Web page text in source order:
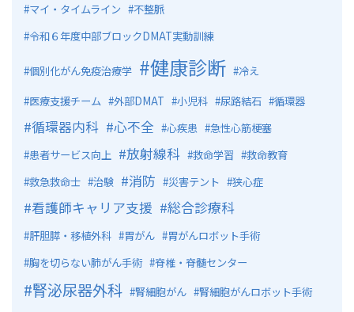
マイ・タイムライン
不整脈
令和６年度中部ブロックDMAT実動訓練
個別化がん免疫治療学 健康診断
冷え
医療支援チーム
外部DMAT 小児科 尿路結石 循環器
循環器内科 心不全 心疾患
急性心筋梗塞
患者サービス向上
放射線科 救命学習
救命教育
救急救命士
治験 消防 災害テント 狭心症
看護師キャリア支援 総合診療科
肝胆膵・移植外科 胃がん
胃がんロボット手術
胸を切らない肺がん手術
脊椎・脊髄センター
腎泌尿器外科 腎細胞がん 腎細胞がんロボット手術